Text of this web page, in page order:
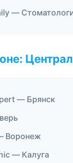
—
— Брянск
Воронеж
— Калуга